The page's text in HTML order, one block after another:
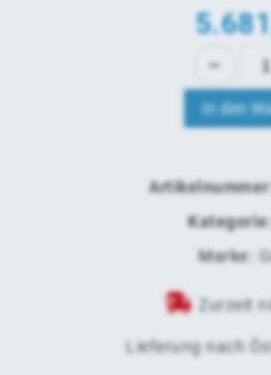
In den
Artikelnummer:
Kategorie:
Marke:
Zurzeit
Lieferung nach